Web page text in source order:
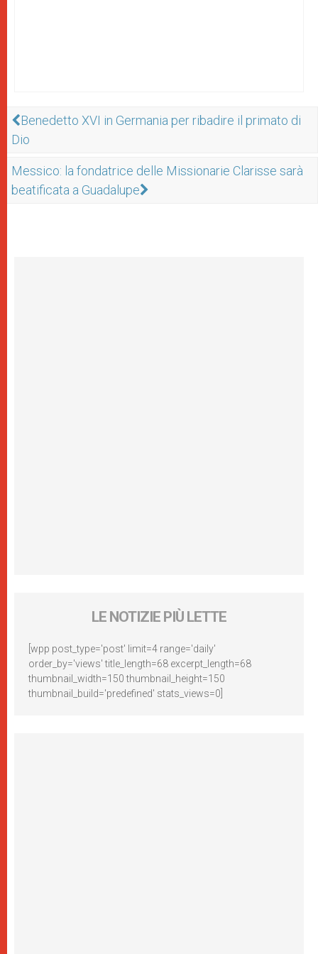
Benedetto XVI in Germania per ribadire il primato di
Dio
Messico: la fondatrice delle Missionarie Clarisse sarà
beatificata a Guadalupe
LE NOTIZIE PIÙ LETTE
[wpp post_type='post' limit=4 range='daily'
order_by='views' title_length=68 excerpt_length=68
thumbnail_width=150 thumbnail_height=150
thumbnail_build='predefined' stats_views=0]